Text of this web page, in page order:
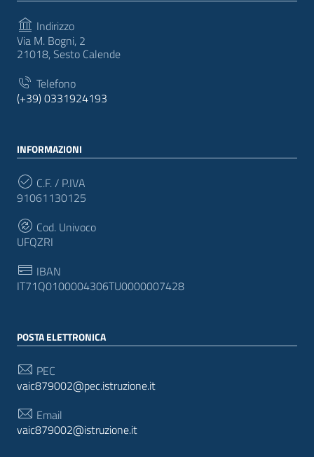
Indirizzo
Via M. Bogni, 2
21018, Sesto Calende
Telefono
(+39) 0331924193
INFORMAZIONI
C.F. / P.IVA
91061130125
Cod. Univoco
UFQZRI
IBAN
IT71Q0100004306TU0000007428
POSTA ELETTRONICA
PEC
vaic879002@pec.istruzione.it
Email
vaic879002@istruzione.it